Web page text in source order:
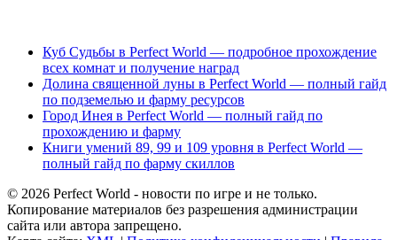
Куб Судьбы в Perfect World — подробное прохождение
всех комнат и получение наград
Долина священной луны в Perfect World — полный гайд
по подземелью и фарму ресурсов
Город Инея в Perfect World — полный гайд по
прохождению и фарму
Книги умений 89, 99 и 109 уровня в Perfect World —
полный гайд по фарму скиллов
© 2026 Perfect World - новости по игре и не только.
Копирование материалов без разрешения администрации
сайта или автора запрещено.